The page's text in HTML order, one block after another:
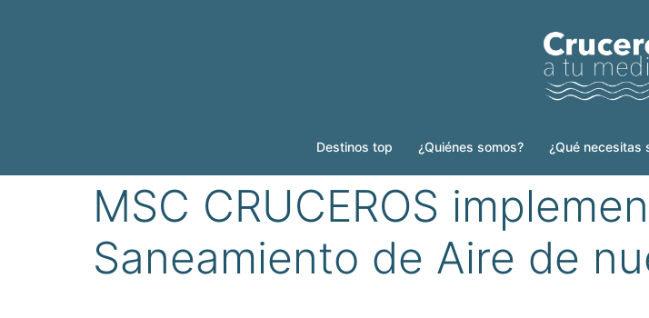
Destinos top ¿Quiénes somos? ¿Qué necesitas
MSC CRUCEROS
Saneamiento de Aire de